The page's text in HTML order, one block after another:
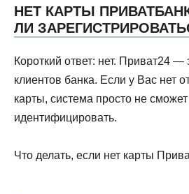
НЕТ КАРТЫ
ЛИ
Короткий ответ: нет. Приват24 —
клиентов банка. Если у Вас нет
карты, система просто не
идентифицировать.
Что делать, если нет карты